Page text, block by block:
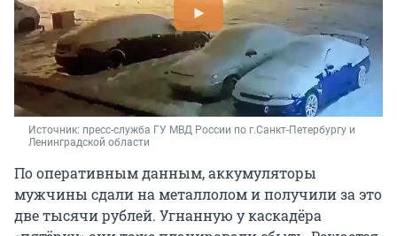
Источник: пресс-служба ГУ МВД России по г.Санкт-Петербургу и
Ленинградской области
По оперативным данным, аккумуляторы
мужчины сдали на металлолом и получили за это
две тысячи рублей. Угнанную у каскадёра